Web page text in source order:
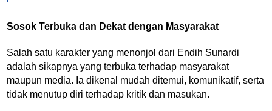
Sosok Terbuka dan Dekat dengan Masyarakat
Salah satu karakter yang menonjol dari Endih Sunardi
adalah sikapnya yang terbuka terhadap masyarakat
maupun media. Ia dikenal mudah ditemui, komunikatif, serta
tidak menutup diri terhadap kritik dan masukan.